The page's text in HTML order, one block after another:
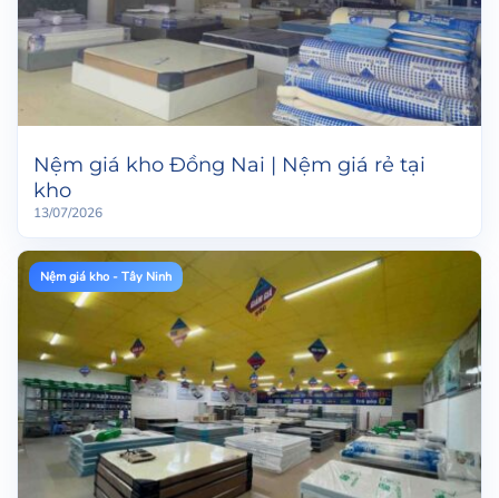
Nệm giá kho Đồng Nai | Nệm giá rẻ tại
kho
13/07/2026
Nệm giá kho - Tây Ninh